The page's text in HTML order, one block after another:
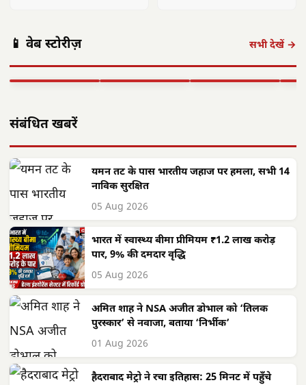
📱 वेब स्टोरीज़ सभी देखें →
खरोरा पुलिस ने
शराब के…
सेवा…
फैसले: विकास और
मिली नई…
संबंधित खबरें
यमन तट के पास भारतीय जहाज पर हमला, सभी 14
नाविक सुरक्षित
05 Aug 2026
भारत में स्वास्थ्य बीमा प्रीमियम ₹1.2 लाख करोड़
पार, 9% की दमदार वृद्धि
05 Aug 2026
अमित शाह ने NSA अजीत डोभाल को ‘तिलक
पुरस्कार’ से नवाजा, बताया ‘निर्भीक’
01 Aug 2026
हैदराबाद मेट्रो ने रचा इतिहास: 25 मिनट में पहुँचे